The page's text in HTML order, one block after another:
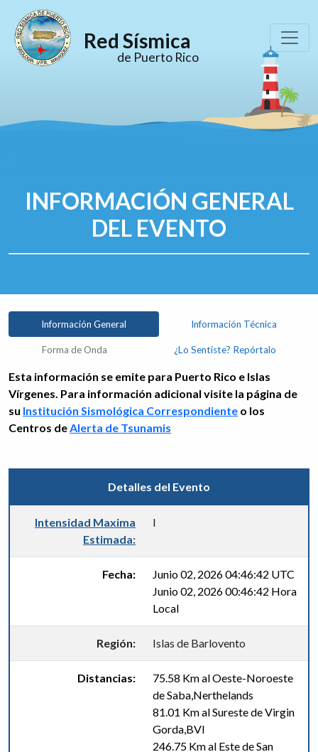
Red Sísmica
de Puerto Rico
INFORMACIÓN GENERAL
DEL EVENTO
Información General Información Técnica
Forma de Onda ¿Lo Sentiste? Repórtalo
Esta información se emite para Puerto Rico e Islas
Vírgenes. Para información adicional visite la página de
su Institución Sismológica Correspondiente o los
Centros deAlerta de Tsunamis
Detalles del Evento
Intensidad Maxima
Estimada:
I
Fecha:
Junio 02, 2026 04:46:42 UTC
Junio 02, 2026 00:46:42 Hora
Local
Región: Islas de Barlovento
Distancias:
75.58 Km al Oeste-Noroeste
de Saba,Nerthelands
81.01 Km al Sureste de Virgin
Gorda,BVI
246.75 Km al Este de San